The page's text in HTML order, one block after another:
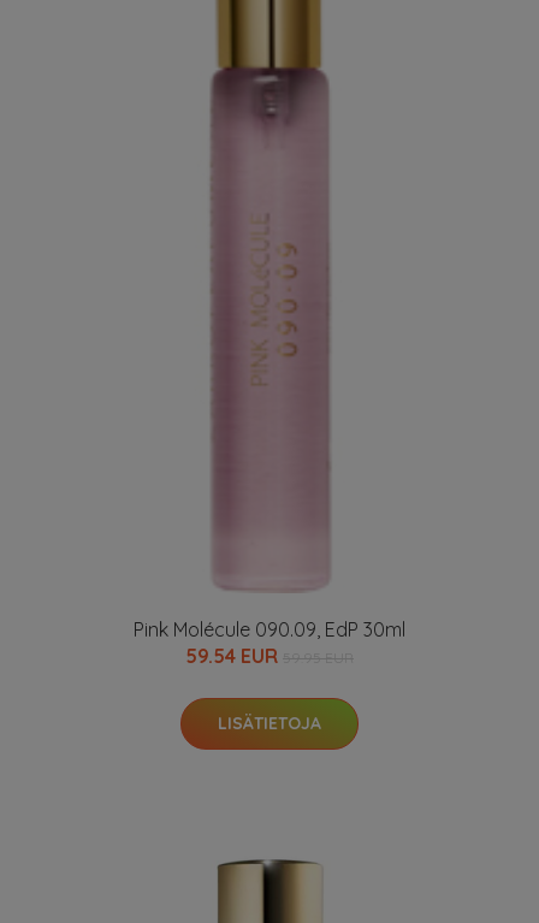
Pink Molécule 090.09, EdP 30ml
59.54 EUR
LISÄTIETOJA